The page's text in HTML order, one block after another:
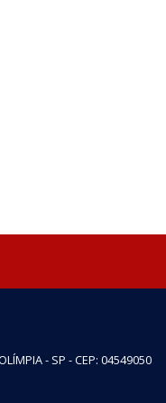
- SP - CEP: 04549050